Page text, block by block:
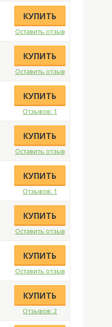
КУПИТЬ
Оставить отзыв
КУПИТЬ
Оставить отзыв
КУПИТЬ
Отзывов: 1
КУПИТЬ
Оставить отзыв
КУПИТЬ
Отзывов: 1
КУПИТЬ
Оставить отзыв
КУПИТЬ
Оставить отзыв
КУПИТЬ
Отзывов: 2